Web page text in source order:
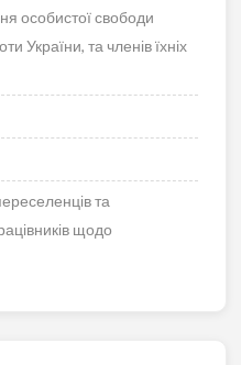
особистої свободи
України, та членів їхніх
та
щодо